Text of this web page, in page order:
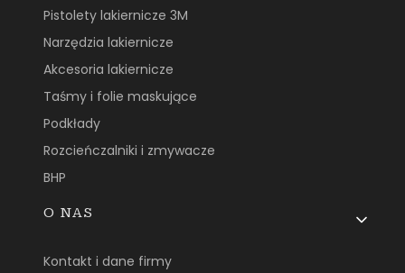
Pistolety lakiernicze 3M
Narzędzia lakiernicze
Akcesoria lakiernicze
Taśmy i folie maskujące
Podkłady
Rozcieńczalniki i zmywacze
BHP
O NAS
Kontakt i dane firmy